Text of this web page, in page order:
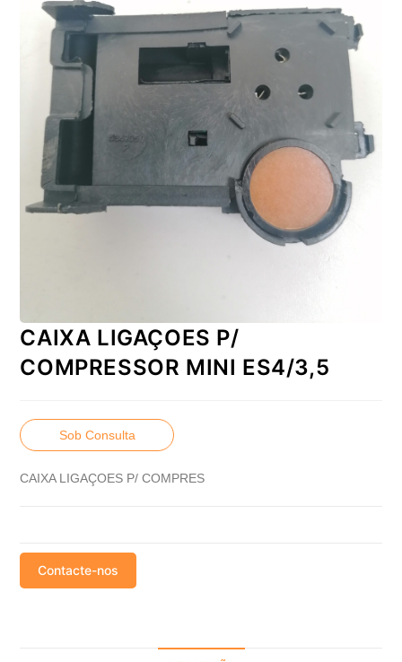
CAIXA LIGAÇOES P/
COMPRESSOR MINI ES4/3,5
Sob Consulta
CAIXA LIGAÇOES P/ COMPRES
Contacte-nos